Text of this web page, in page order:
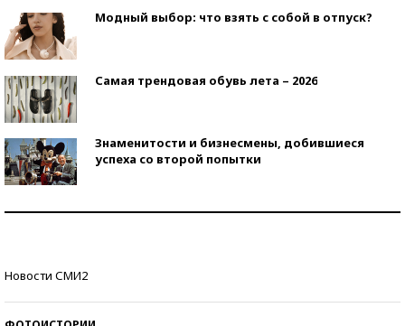
Модный выбор: что взять с собой в отпуск?
Самая трендовая обувь лета – 2026
Знаменитости и бизнесмены, добившиеся
успеха со второй попытки
Новости СМИ2